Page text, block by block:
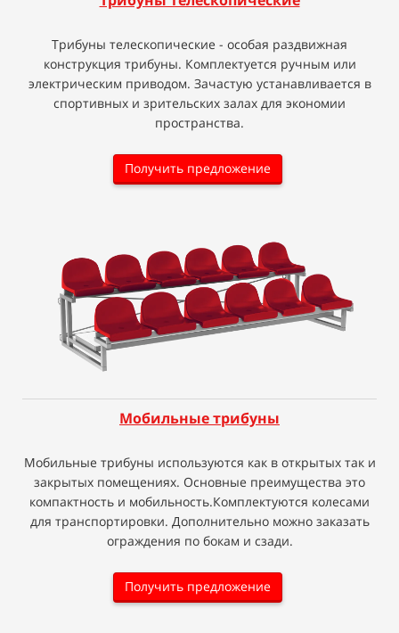
Трибуны телескопические - особая раздвижная
конструкция трибуны. Комплектуется ручным или
электрическим приводом. Зачастую устанавливается в
спортивных и зрительских залах для экономии
пространства.
Получить предложение
Мобильные трибуны
Мобильные трибуны используются как в открытых так и
закрытых помещениях. Основные преимущества это
компактность и мобильность.Комплектуются колесами
для транспортировки. Дополнительно можно заказать
ограждения по бокам и сзади.
Получить предложение